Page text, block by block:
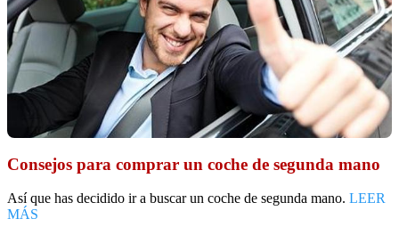
Consejos para comprar un coche de segunda mano
Así que has decidido ir a buscar un coche de segunda mano. LEER
MÁS